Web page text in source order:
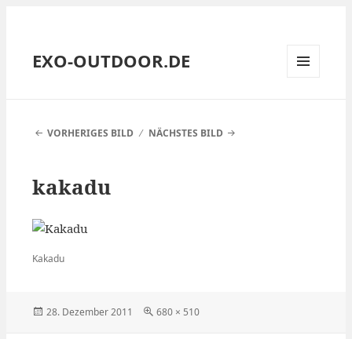
EXO-OUTDOOR.DE
VORHERIGES BILD
NÄCHSTES BILD
kakadu
Kakadu
Veröffentlicht
28. Dezember 2011
Volle
680 × 510